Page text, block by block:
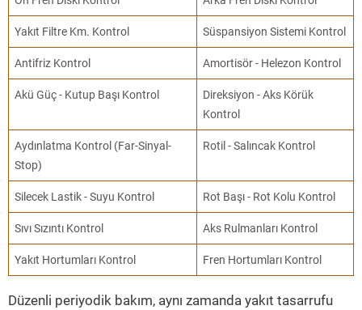
Yakıt Filtre Km. Kontrol Süspansiyon Sistemi Kontrol
Antifriz Kontrol Amortisör - Helezon Kontrol
Akü Güç - Kutup Başı Kontrol
Direksiyon - Aks Körük
Kontrol
Aydınlatma Kontrol (Far-Sinyal-
Stop)
Rotil - Salıncak Kontrol
Silecek Lastik - Suyu Kontrol Rot Başı - Rot Kolu Kontrol
Sıvı Sızıntı Kontrol Aks Rulmanları Kontrol
Yakıt Hortumları Kontrol Fren Hortumları Kontrol
Düzenli periyodik bakım, aynı zamanda yakıt tasarrufu